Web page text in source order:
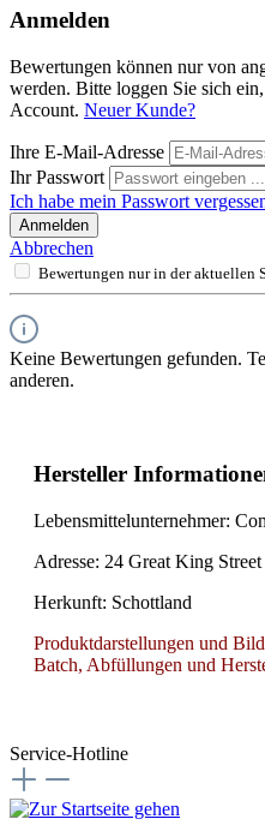
Anmelden
Bewertungen können nur von
werden. Bitte loggen Sie sich
Account. Neuer Kunde?
Ihre E-Mail-Adresse
Ihr Passwort
Ich habe mein Passwort
Anmelden
Abbrechen
Bewertungen nur in der aktuellen
Keine Bewertungen gefunden.
anderen.
Hersteller
Lebensmittelunternehmer:
Adresse: 24 Great King
Herkunft: Schottland
Produktdarstellungen und
Batch, Abfüllungen und
Service-Hotline